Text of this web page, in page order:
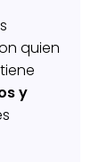
quien
y